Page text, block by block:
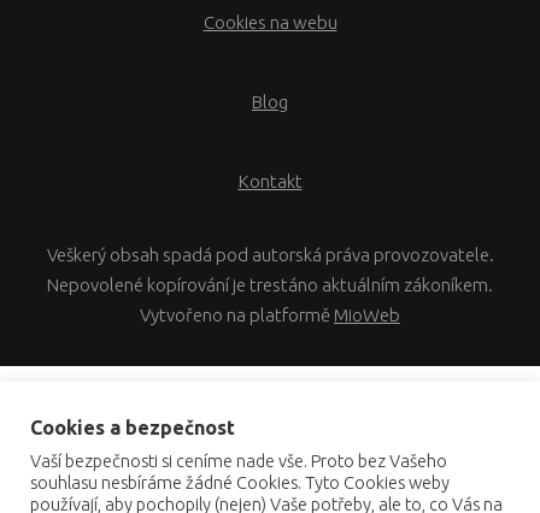
Cookies na webu
Blog
Kontakt
Veškerý obsah spadá pod autorská práva provozovatele.
Nepovolené kopírování je trestáno aktuálním zákoníkem.
Vytvořeno na platformě MioWeb
Cookies a bezpečnost
Vaší bezpečnosti si ceníme nade vše. Proto bez Vašeho
souhlasu nesbíráme žádné Cookies. Tyto Cookies weby
používají, aby pochopily (nejen) Vaše potřeby, ale to, co Vás na